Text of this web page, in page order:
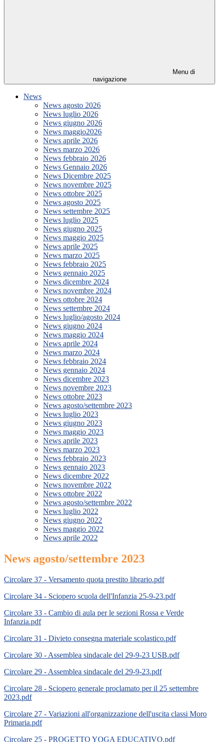
Menu di
navigazione
News
News agosto 2026
News luglio 2026
News giugno 2026
News maggio2026
News aprile 2026
News marzo 2026
News febbraio 2026
News Gennaio 2026
News Dicembre 2025
News novembre 2025
News ottobre 2025
News agosto 2025
News settembre 2025
News luglio 2025
News giugno 2025
News maggio 2025
News aprile 2025
News marzo 2025
News febbraio 2025
News gennaio 2025
News dicembre 2024
News novembre 2024
News ottobre 2024
News settembre 2024
News luglio/agosto 2024
News giugno 2024
News maggio 2024
News aprile 2024
News marzo 2024
News febbraio 2024
News gennaio 2024
News dicembre 2023
News novembre 2023
News ottobre 2023
News agosto/settembre 2023
News luglio 2023
News giugno 2023
News maggio 2023
News aprile 2023
News marzo 2023
News febbraio 2023
News gennaio 2023
News dicembre 2022
News novembre 2022
News ottobre 2022
News agosto/settembre 2022
News luglio 2022
News giugno 2022
News maggio 2022
News aprile 2022
News agosto/settembre 2023
Circolare 37 - Versamento quota prestito librario.pdf
Circolare 34 - Sciopero scuola dell'Infanzia 25-9-23.pdf
Circolare 33 - Cambio di aula per le sezioni Rossa e Verde
Infanzia.pdf
Circolare 31 - Divieto consegna materiale scolastico.pdf
Circolare 30 - Assemblea sindacale del 29-9-23 USB.pdf
Circolare 29 - Assemblea sindacale del 29-9-23.pdf
Circolare 28 - Sciopero generale proclamato per il 25 settembre
2023.pdf
Circolare 27 - Variazioni all'organizzazione dell'uscita classi Moro
Primaria.pdf
Circolare 25 - PROGETTO YOGA EDUCATIVO.pdf